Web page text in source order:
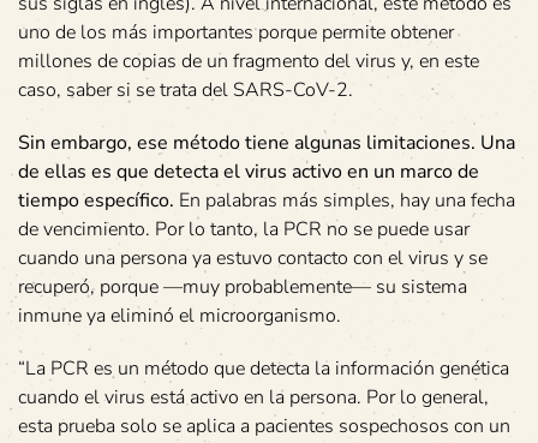
uno de los más importantes porque permite obtener
millones de copias de un fragmento del virus y, en este
caso, saber si se trata del SARS-CoV-2.
Sin embargo, ese método tiene algunas limitaciones. Una
de ellas es que detecta el virus activo en un marco de
tiempo específico. En palabras más simples, hay una fecha
de vencimiento. Por lo tanto, la PCR no se puede usar
cuando una persona ya estuvo contacto con el virus y se
recuperó, porque —muy probablemente— su sistema
inmune ya eliminó el microorganismo.
“La PCR es un método que detecta la información genética
cuando el virus está activo en la persona. Por lo general,
esta prueba solo se aplica a pacientes sospechosos con un